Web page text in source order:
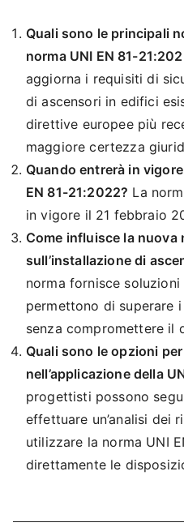
Quali sono le principali
norma UNI EN 81-
aggiorna i requisiti di
di ascensori in edifici
direttive europee più
maggiore certezza
Quando entrerà in
EN 81-21:2022? La
in vigore il 21 febbraio
Come influisce la nuova
sull’installazione di
norma fornisce
permettono di superare
senza compromettere il
Quali sono le opzioni
nell’applicazione della
progettisti possono
effettuare un’analisi dei
utilizzare la norma UNI
direttamente le